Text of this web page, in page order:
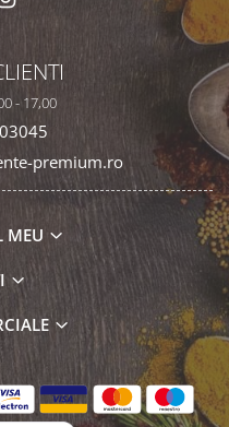
- 17,00
premium.ro
MEU